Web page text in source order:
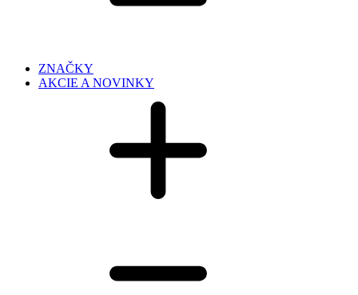
ZNAČKY
AKCIE A NOVINKY